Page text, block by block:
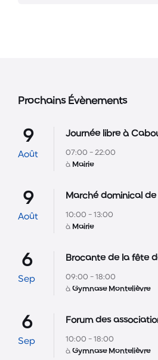
Prochains Évènements
9
Août
Journée libre à
07:00 - 22:00
à Mairie
9
Août
Marché dominical
10:00 - 13:00
à Mairie
6
Sep
Brocante de la fête
09:00 - 18:00
à Gymnase Montelièvre
6
Sep
Forum des
10:00 - 18:00
à Gymnase Montelièvre